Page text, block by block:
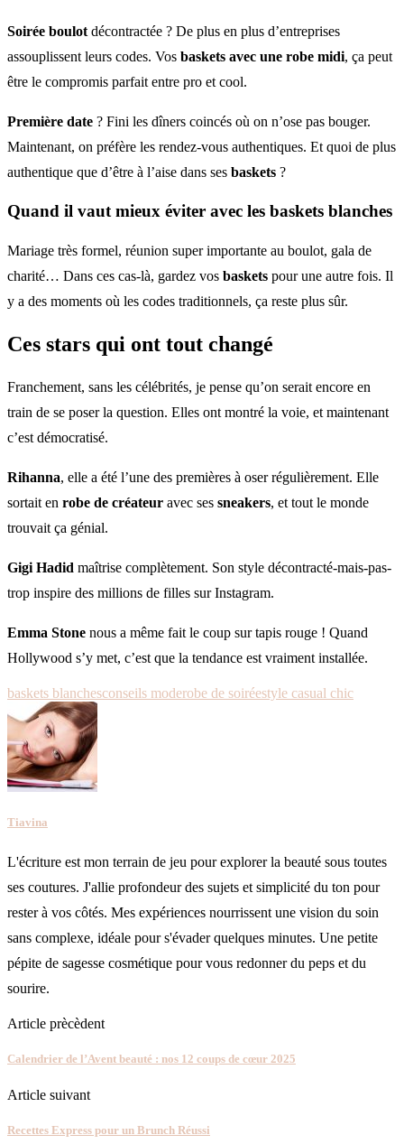
Soirée boulot décontractée ? De plus en plus d’entreprises
assouplissent leurs codes. Vos baskets avec une robe midi, ça peut
être le compromis parfait entre pro et cool.
Première date ? Fini les dîners coincés où on n’ose pas bouger.
Maintenant, on préfère les rendez-vous authentiques. Et quoi de plus
authentique que d’être à l’aise dans ses baskets ?
Quand il vaut mieux éviter avec les baskets blanches
Mariage très formel, réunion super importante au boulot, gala de
charité… Dans ces cas-là, gardez vos baskets pour une autre fois. Il
y a des moments où les codes traditionnels, ça reste plus sûr.
Ces stars qui ont tout changé
Franchement, sans les célébrités, je pense qu’on serait encore en
train de se poser la question. Elles ont montré la voie, et maintenant
c’est démocratisé.
Rihanna, elle a été l’une des premières à oser régulièrement. Elle
sortait en robe de créateur avec ses sneakers, et tout le monde
trouvait ça génial.
Gigi Hadid maîtrise complètement. Son style décontracté-mais-pas-
trop inspire des millions de filles sur Instagram.
Emma Stone nous a même fait le coup sur tapis rouge ! Quand
Hollywood s’y met, c’est que la tendance est vraiment installée.
baskets blanchesconseils moderobe de soiréestyle casual chic
Tiavina
L'écriture est mon terrain de jeu pour explorer la beauté sous toutes
ses coutures. J'allie profondeur des sujets et simplicité du ton pour
rester à vos côtés. Mes expériences nourrissent une vision du soin
sans complexe, idéale pour s'évader quelques minutes. Une petite
pépite de sagesse cosmétique pour vous redonner du peps et du
sourire.
Article prècèdent
Calendrier de l’Avent beauté : nos 12 coups de cœur 2025
Article suivant
Recettes Express pour un Brunch Réussi